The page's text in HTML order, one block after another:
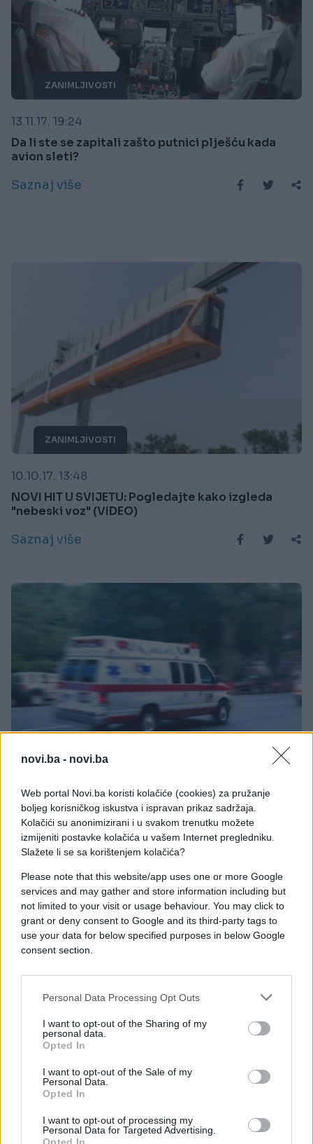
novi.ba - novi.ba
Web portal Novi.ba koristi kolačiće (cookies) za pružanje
boljeg korisničkog iskustva i ispravan prikaz sadržaja.
Kolačići su anonimizirani i u svakom trenutku možete
izmijeniti postavke kolačića u vašem Internet pregledniku.
Slažete li se sa korištenjem kolačića?
Please note that this website/app uses one or more Google
services and may gather and store information including but
not limited to your visit or usage behaviour. You may click to
grant or deny consent to Google and its third-party tags to
use your data for below specified purposes in below Google
consent section.
Personal Data Processing Opt Outs
I want to opt-out of the Sharing of my
personal data.
Opted In
I want to opt-out of the Sale of my
Personal Data.
Opted In
I want to opt-out of processing my
Personal Data for Targeted Advertising.
ZANIMLJIVOSTI
13.11.17. 19:24
Da li ste se zapitali zašto putnici plješću kada
avion sleti?
Saznaj više
ZANIMLJIVOSTI
10.10.17. 13:48
NOVI HIT U SVIJETU: Pogledajte kako izgleda
"nebeski voz" (VIDEO)
Saznaj više
REGION
06.10.17. 20:46
UŽAS U CENTRU GRADA: Vozač autobusa krvnički
pretukao putnika, očevici mislili da je MRTAV!
Saznaj više
REGION
09.09.17. 17:49
STRAVIČAN UDES: Četiri osobe povrijeđene,